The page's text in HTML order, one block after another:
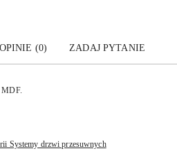
OPINIE (0) ZADAJ PYTANIE
MDF.
Systemy drzwi przesuwnych